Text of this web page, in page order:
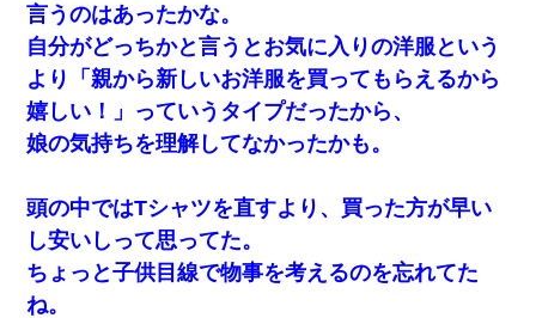
妊娠中に「おいこのブタ女！てめー席譲れ！」と絡まれ腹を殴る
真似された。泣きながら夫に話すと一年後に…
私（23）冗談のつもりで上司（27）に胸を揉ませた結果・・・
転職先が決まったので退職の意思を伝えたら。上司「無責任」
「簡単には辞めさせない」私（どうせ辞めるし…）→ 思いっきり
反論をしてみた
言うのはあったかな。
自分がどっちかと言うとお気に入りの洋服という
より「親から新しいお洋服を買ってもらえるから
嬉しい！」っていうタイプだったから、
娘の気持ちを理解してなかったかも。
頭の中ではTシャツを直すより、買った方が早い
し安いしって思ってた。
ちょっと子供目線で物事を考えるのを忘れてた
ね。